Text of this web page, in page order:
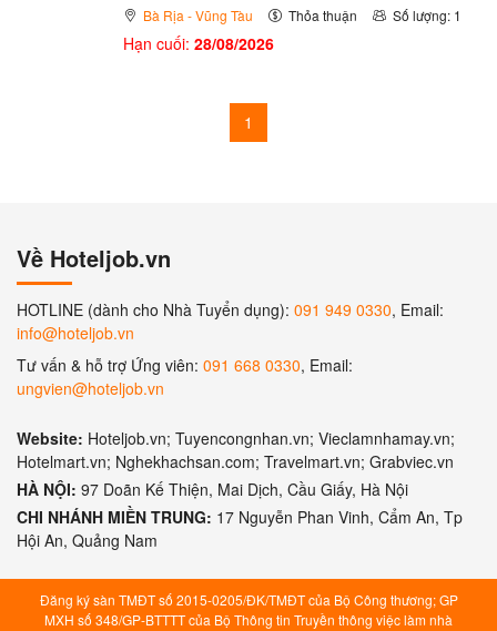
Bà Rịa - Vũng Tàu Thỏa thuận Số lượng: 1
Hạn cuối: 28/08/2026
1
Về Hoteljob.vn
HOTLINE (dành cho Nhà Tuyển dụng): 091 949 0330, Email:
info@hoteljob.vn
Tư vấn & hỗ trợ Ứng viên: 091 668 0330, Email:
ungvien@hoteljob.vn
Website: Hoteljob.vn; Tuyencongnhan.vn; Vieclamnhamay.vn;
Hotelmart.vn; Nghekhachsan.com; Travelmart.vn; Grabviec.vn
HÀ NỘI: 97 Doãn Kế Thiện, Mai Dịch, Cầu Giấy, Hà Nội
CHI NHÁNH MIỀN TRUNG: 17 Nguyễn Phan Vinh, Cẩm An, Tp
Hội An, Quảng Nam
Đăng ký sàn TMĐT số 2015-0205/ĐK/TMĐT của Bộ Công thương; GP
MXH số 348/GP-BTTTT của Bộ Thông tin Truyền thông việc làm nhà